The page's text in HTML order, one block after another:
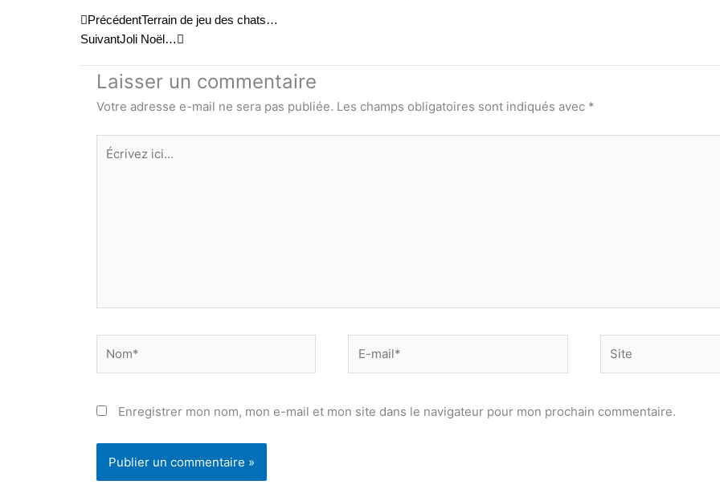
Précédent
PrécédentTerrain de jeu des chats…
SuivantJoli Noël…
Suivant
Laisser un commentaire
Votre adresse e-mail ne sera pas publiée. Les champs obligatoires sont indiqués avec *
Écrivez
ici…
mail*
Enregistrer mon nom, mon e-mail et mon site dans le navigateur pour mon prochain commentaire.